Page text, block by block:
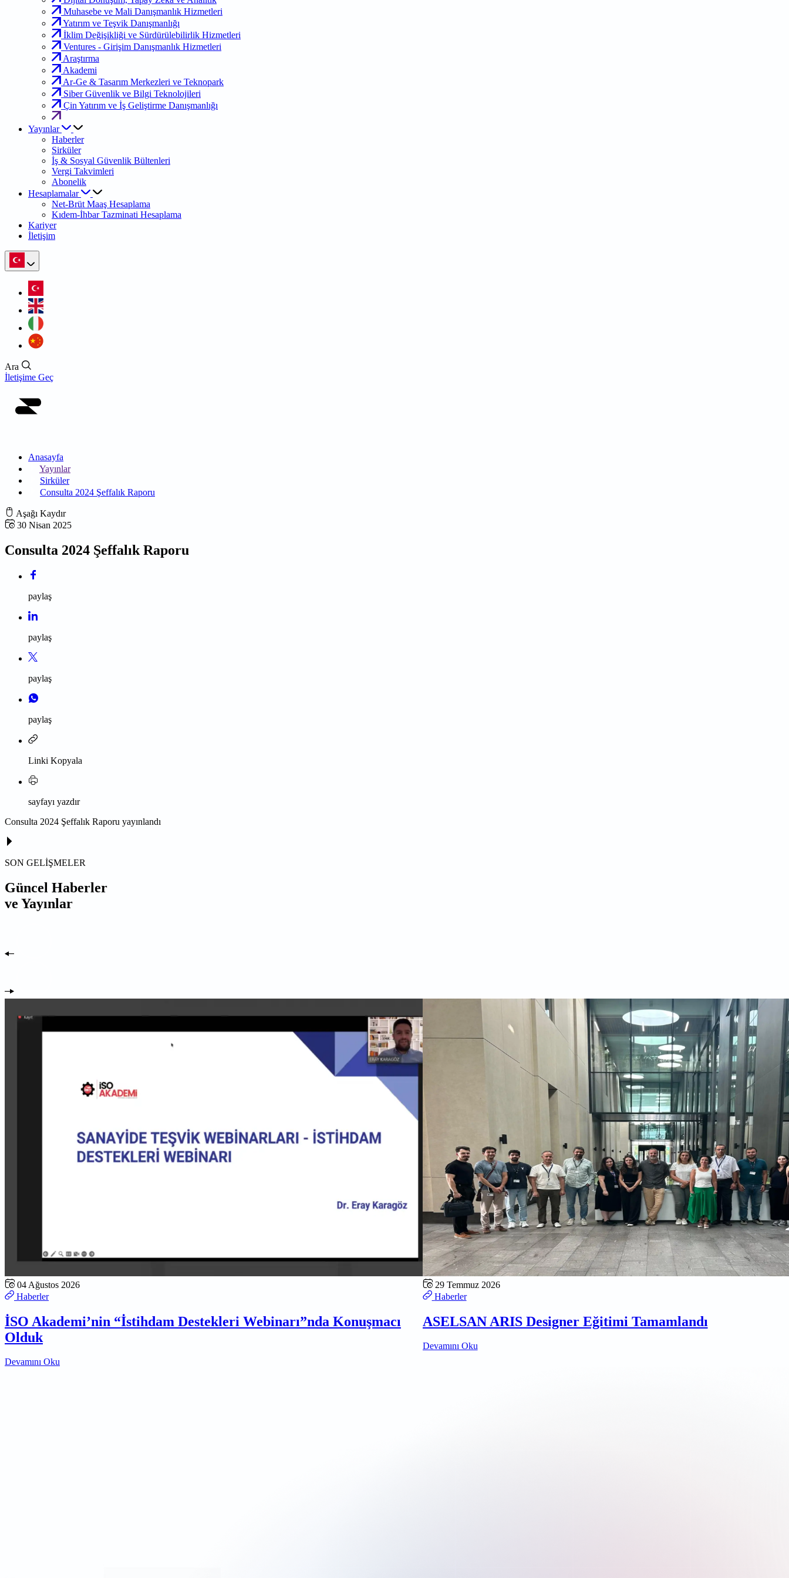
Muhasebe ve Mali Danışmanlık Hizmetleri
Yatırım ve Teşvik Danışmanlığı
İklim Değişikliği ve Sürdürülebilirlik Hizmetleri
Ventures - Girişim Danışmanlık Hizmetleri
Araştırma
Akademi
Ar-Ge & Tasarım Merkezleri ve Teknopark
Siber Güvenlik ve Bilgi Teknolojileri
Çin Yatırım ve İş Geliştirme Danışmanlığı
Yayınlar
Haberler
Sirküler
İş & Sosyal Güvenlik Bültenleri
Vergi Takvimleri
Abonelik
Hesaplamalar
Net-Brüt Maaş Hesaplama
Kıdem-İhbar Tazminati Hesaplama
Kariyer
İletişim
Ara
İletişime Geç
Anasayfa
Yayınlar
Sirküler
Consulta 2024 Şeffalık Raporu
Aşağı Kaydır
30 Nisan 2025
Consulta 2024 Şeffalık Raporu
paylaş
paylaş
paylaş
paylaş
Linki Kopyala
sayfayı yazdır
Consulta 2024 Şeffalık Raporu yayınlandı
SON GELİŞMELER
Güncel Haberler
ve Yayınlar
04 Ağustos 2026
Haberler
İSO Akademi’nin “İstihdam Destekleri Webinarı”nda Konuşmacı
Olduk
Devamını Oku
29 Temmuz 2026
Haberler
ASELSAN ARIS Designer Eğitimi Tamamlandı
Devamını Oku